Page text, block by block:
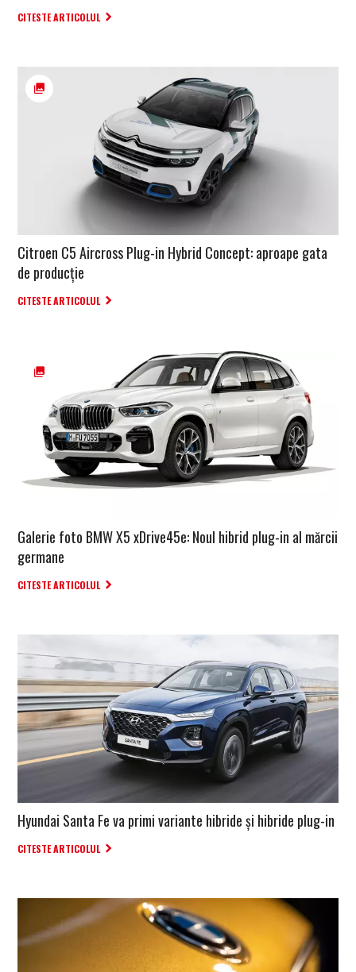
CITESTE ARTICOLUL
Citroen C5 Aircross Plug-in Hybrid Concept: aproape gata
de producție
CITESTE ARTICOLUL
Galerie foto BMW X5 xDrive45e: Noul hibrid plug-in al mărcii
germane
CITESTE ARTICOLUL
Hyundai Santa Fe va primi variante hibride și hibride plug-in
CITESTE ARTICOLUL